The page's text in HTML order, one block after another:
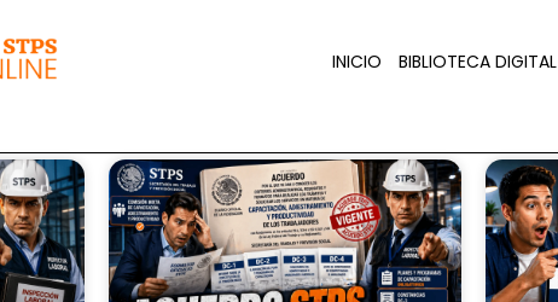
INICIO BIBLIOTECA DIGITAL